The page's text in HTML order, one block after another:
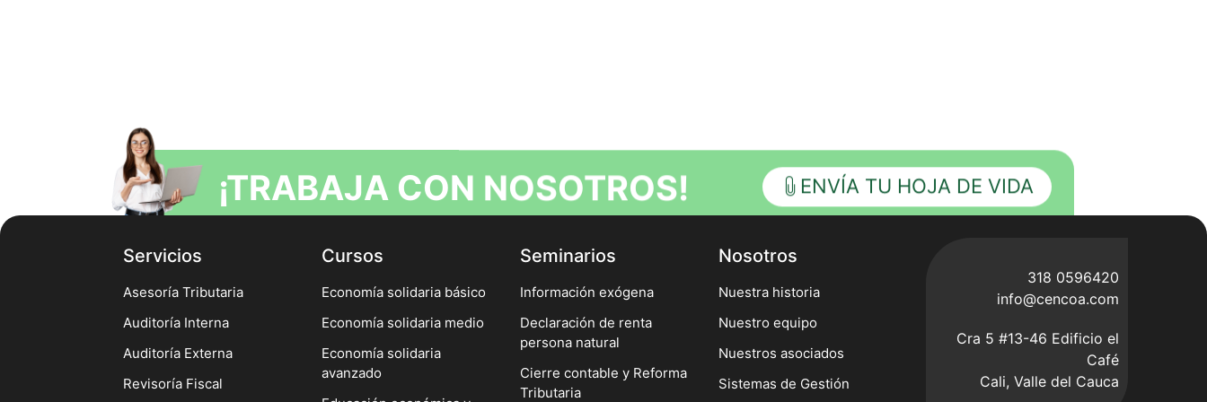
¡TRABAJA CON NOSOTROS! ENVÍA TU HOJA DE VIDA
Servicios
Asesoría Tributaria
Auditoría Interna
Auditoría Externa
Revisoría Fiscal
Cursos
Economía solidaria básico
Economía solidaria medio
Economía solidaria
avanzado
Seminarios
Información exógena
Declaración de renta
persona natural
Cierre contable y Reforma
Tributaria
Nosotros
Nuestra historia
Nuestro equipo
Nuestros asociados
Sistemas de Gestión
318 0596420
info@cencoa.com
Cra 5 #13-46 Edificio el
Café
Cali, Valle del Cauca